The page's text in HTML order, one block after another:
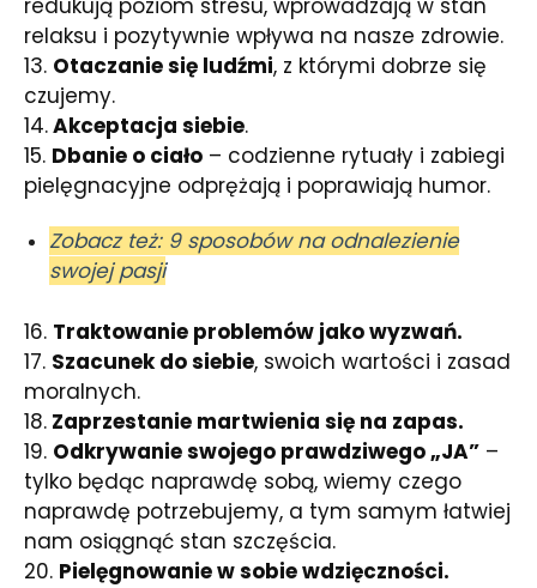
redukują poziom stresu, wprowadzają w stan
relaksu i pozytywnie wpływa na nasze zdrowie.
13. Otaczanie się ludźmi, z którymi dobrze się
czujemy.
14.Akceptacja siebie.
15. Dbanie o ciało – codzienne rytuały i zabiegi
pielęgnacyjne odprężają i poprawiają humor.
Zobacz też: 9 sposobów na odnalezienie
swojej pasji
16. Traktowanie problemów jako wyzwań.
17. Szacunek do siebie, swoich wartości i zasad
moralnych.
18. Zaprzestanie martwienia się na zapas.
19. Odkrywanie swojego prawdziwego „JA” –
tylko będąc naprawdę sobą, wiemy czego
naprawdę potrzebujemy, a tym samym łatwiej
nam osiągnąć stan szczęścia.
20. Pielęgnowanie w sobie wdzięczności.